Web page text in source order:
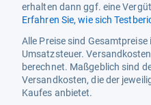
Farbe
Gewicht
Größe
Größeneinschätzung
erhalten dann ggf. eine
Erfahren Sie, wie sich
Alle Preise sind
Umsatzsteuer.
berechnet. Maßgeblich sind
Versandkosten, die der
Kaufes anbietet.